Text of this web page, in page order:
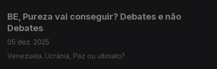
BE, Pureza vai conseguir? Debates e não
Debates
05 dez. 2025
Venezuela. Ucrânia, Paz ou ultimato?